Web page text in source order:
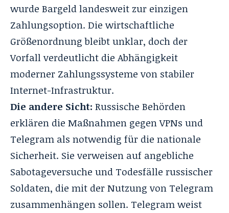
wurde Bargeld landesweit zur einzigen
Zahlungsoption. Die wirtschaftliche
Größenordnung bleibt unklar, doch der
Vorfall verdeutlicht die Abhängigkeit
moderner Zahlungssysteme von stabiler
Internet-Infrastruktur.
Die andere Sicht: Russische Behörden
erklären die Maßnahmen gegen VPNs und
Telegram als notwendig für die nationale
Sicherheit. Sie verweisen auf angebliche
Sabotageversuche und Todesfälle russischer
Soldaten, die mit der Nutzung von Telegram
zusammenhängen sollen. Telegram weist